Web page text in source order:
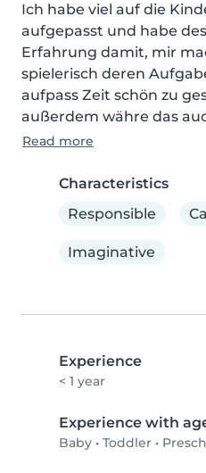
Ich habe viel auf die
aufgepasst und habe
Erfahrung damit, mir
spielerisch deren
aufpass Zeit schön zu
außerdem währe das
Read more
Characteristics
Responsible
Imaginative
Experience
< 1 year
Experience with
Baby • Toddler •